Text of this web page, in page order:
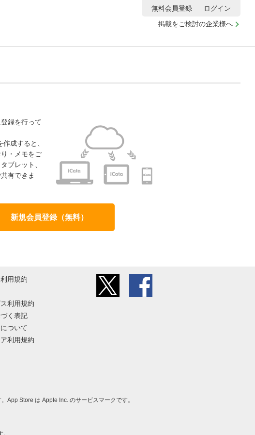
掲載をご検討の企業様へ
無料会員登録 ログイン
録を行って
成すると、
・メモをご
ブレット、
有できま
新規会員登録（無料）
用規約
利用規約
く表記
ついて
利用規約
App Store は Apple Inc. のサービスマークです。